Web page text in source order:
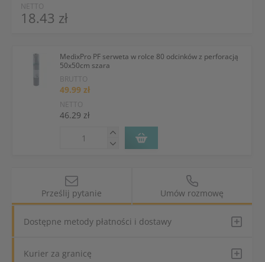
NETTO
18.43 zł
MedixPro PF serweta w rolce 80 odcinków z perforacją
50x50cm szara
BRUTTO
49.99 zł
NETTO
46.29 zł
Prześlij pytanie Umów rozmowę
Dostępne metody płatności i dostawy
Kurier za granicę